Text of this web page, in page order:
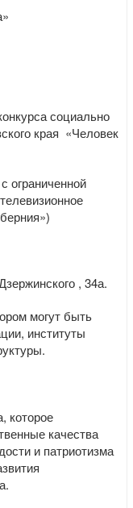
социально
края «Человек
ограниченной
, 34а.
могут быть
институты
которое
качества
и патриотизма